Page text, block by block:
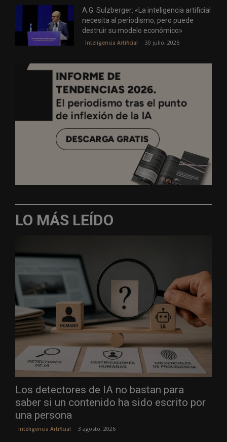
A.G. Sulzberger: «La inteligencia artificial
necesita al periodismo, pero puede
destruir su modelo económico»
Inteligencia Artificial 30 julio, 2026
LO MÁS LEÍDO
Los detectores de IA no bastan para
saber si un contenido ha sido escrito por
una persona
Inteligencia Artificial 3 agosto, 2026